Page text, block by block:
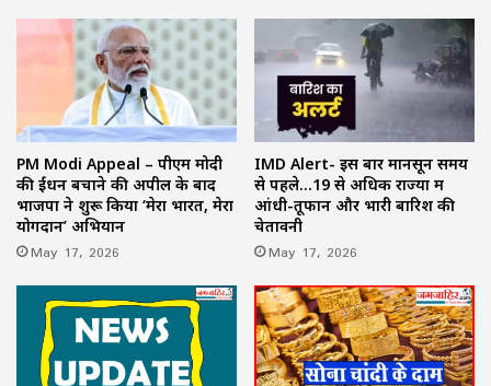
PM Modi Appeal – पीएम मोदी
की ईंधन बचाने की अपील के बाद
भाजपा ने शुरू किया ‘मेरा भारत, मेरा
योगदान’ अभियान
May 17, 2026
IMD Alert- इस बार मानसून समय
से पहले…19 से अधिक राज्यों में
आंधी-तूफान और भारी बारिश की
चेतावनी
May 17, 2026